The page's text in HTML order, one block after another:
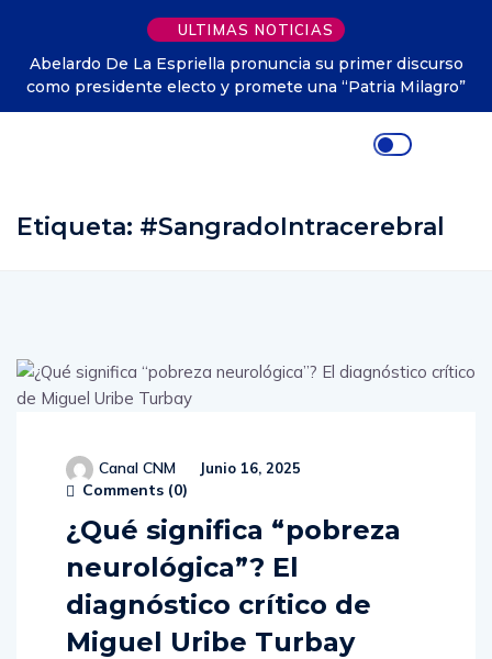
ULTIMAS NOTICIAS
Abelardo De La Espriella pronuncia su primer discurso
como presidente electo y promete una “Patria Milagro”
Etiqueta: #SangradoIntracerebral
Canal CNM Junio 16, 2025
Comments (0)
¿Qué significa “pobreza
neurológica”? El
diagnóstico crítico de
Miguel Uribe Turbay